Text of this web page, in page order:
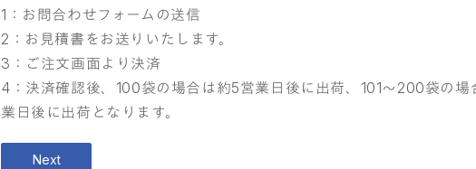
1：お問合わせフォームの送信
2：お見積書をお送りいたします。
3：ご注文画面より決済
4：決済確認後、100袋の場合は約5営業日後に出荷、101～200袋の場
業日後に出荷となります。
Next